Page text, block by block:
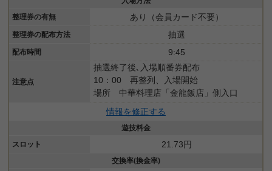
整理券の有無
あり（会員カード不要）
整理券の配布方法 抽選
配布時間 9:45
注意点
抽選終了後､入場順番券配布
10：00 再整列、入場開始
場所 中華料理店「金龍飯店」側入口
情報を修正する
遊技料金
スロット
21.73円
交換率(換金率)